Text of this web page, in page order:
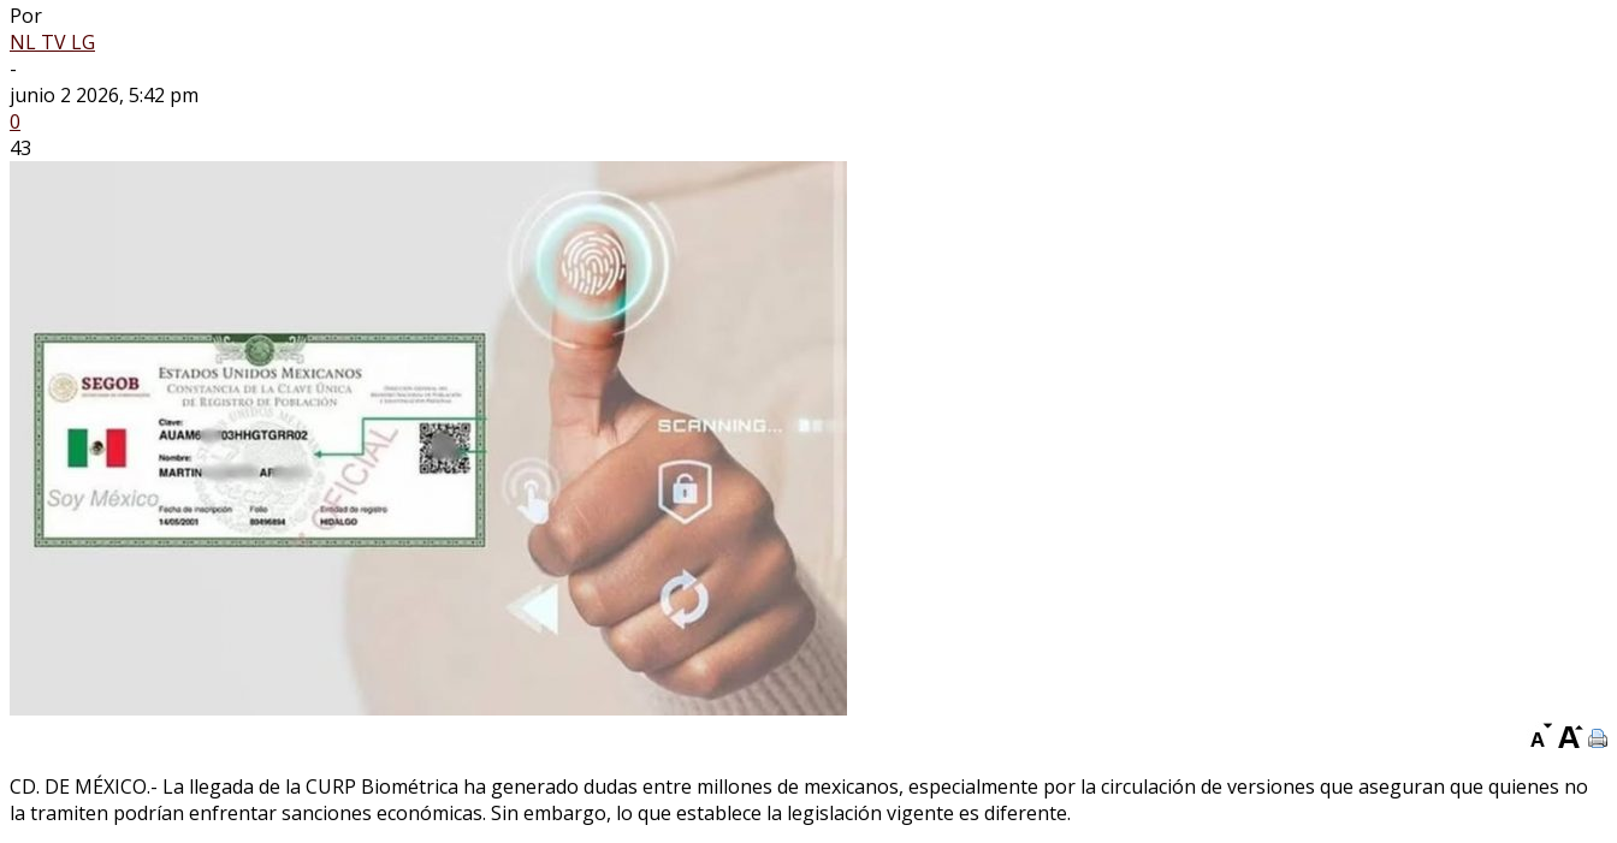
Por
NL TV LG
-
junio 2 2026, 5:42 pm
0
43
CD. DE MÉXICO.- La llegada de la CURP Biométrica ha generado dudas entre millones de mexicanos, especialmente por la circulación de versiones que aseguran que quienes no
la tramiten podrían enfrentar sanciones económicas. Sin embargo, lo que establece la legislación vigente es diferente.